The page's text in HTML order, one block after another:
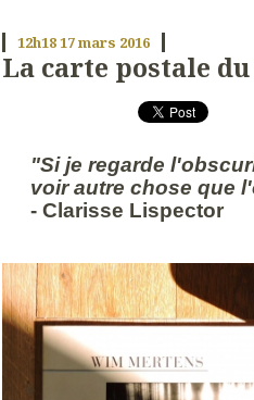
12h1817mars 2016
La carte postale
"Si je regarde
voir autre chose que
- Clarisse Lispector